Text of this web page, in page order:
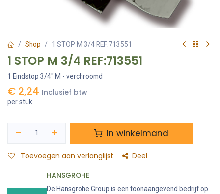
Shop 1 STOP M 3/4 REF:713551
1 STOP M 3/4 REF:713551
1 Eindstop 3/4" M - verchroomd
€ 2,24 Inclusief btw
per stuk
In winkelmand
Toevoegen aan verlanglijst Deel
HANSGROHE
De Hansgrohe Group is een toonaangevend bedrijf op